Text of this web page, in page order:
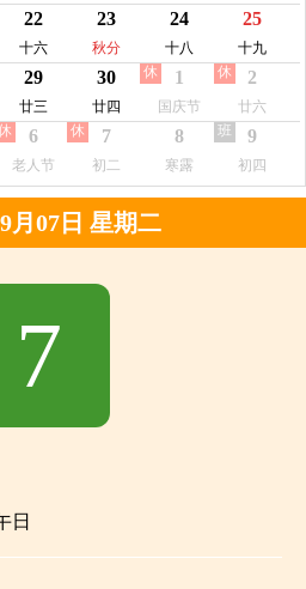
保护日
纪念日
22
十六
23
秋分
24
十八
25
十九
29
廿三
30
廿四
1
国庆节
休 2
廿六
休
6
老人节
7
初二
休 8
寒露
9
初四
班
月07日 星期二
7
日